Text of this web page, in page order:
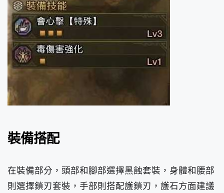
裝備搭配
在裝備部分，頭部和腳部選擇黑蝕套裝，身體和腰部
則選擇鎖刃套裝，手部則搭配護鎖刃，護石方面建議